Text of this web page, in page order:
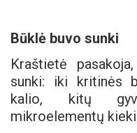
Būklė buvo sunki
Kraštietė
sunki: iki kritinės
kalio, kitų
mikroelementų